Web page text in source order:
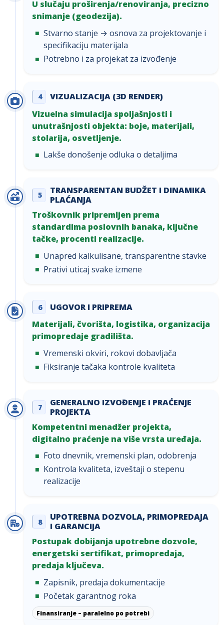
U slučaju proširenja/renoviranja, precizno
snimanje (geodezija).
Stvarno stanje → osnova za projektovanje i
specifikaciju materijala
Potrebno i za projekat za izvođenje
4
VIZUALIZACIJA (3D RENDER)
Vizuelna simulacija spoljašnjosti i
unutrašnjosti objekta: boje, materijali,
stolarija, osvetljenje.
Lakše donošenje odluka o detaljima
5
TRANSPARENTAN BUDŽET I DINAMIKA
PLAĆANJA
Troškovnik pripremljen prema
standardima poslovnih banaka, ključne
tačke, procenti realizacije.
Unapred kalkulisane, transparentne stavke
Prativi uticaj svake izmene
6
UGOVOR I PRIPREMA
Materijali, čvorišta, logistika, organizacija
primopredaje gradilišta.
Vremenski okviri, rokovi dobavljača
Fiksiranje tačaka kontrole kvaliteta
7
GENERALNO IZVOĐENJE I PRAĆENJE
PROJEKTA
Kompetentni menadžer projekta,
digitalno praćenje na više vrsta uređaja.
Foto dnevnik, vremenski plan, odobrenja
Kontrola kvaliteta, izveštaji o stepenu
realizacije
8
UPOTREBNA DOZVOLA, PRIMOPREDAJA
I GARANCIJA
Postupak dobijanja upotrebne dozvole,
energetski sertifikat, primopredaja,
predaja ključeva.
Zapisnik, predaja dokumentacije
Početak garantnog roka
Finansiranje – paralelno po potrebi